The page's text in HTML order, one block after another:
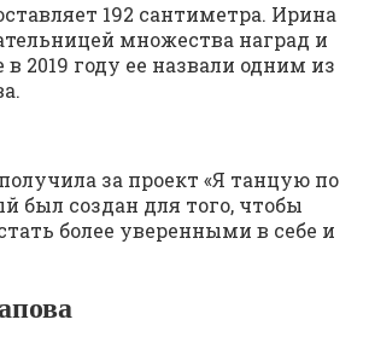
192 сантиметра. Ирина
множества наград и
2019 году ее назвали одним из
за проект «Я танцую по
был создан для того, чтобы
более уверенными в себе и